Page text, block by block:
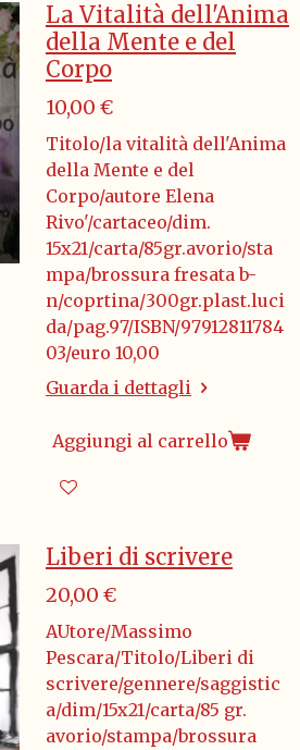
La Vitalità dell'Anima
della Mente e del
Corpo
10,00 €
Titolo/la vitalità dell'Anima
della Mente e del
Corpo/autore Elena
Rivo'/cartaceo/dim.
15x21/carta/85gr.avorio/sta
mpa/brossura fresata b-
n/coprtina/300gr.plast.luci
da/pag.97/ISBN/97912811784
03/euro 10,00
Guarda i dettagli
Aggiungi al carrello
Liberi di scrivere
20,00 €
AUtore/Massimo
Pescara/Titolo/Liberi di
scrivere/gennere/saggistic
a/dim/15x21/carta/85 gr.
avorio/stampa/brossura